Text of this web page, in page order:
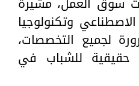
وتكنولوجيا
لجميع التخصصات،
للشباب في